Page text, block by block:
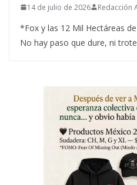
14 de julio de 2026 Redacción
*Fox y las 12 Mil Hectáreas
No hay paso que dure, ni